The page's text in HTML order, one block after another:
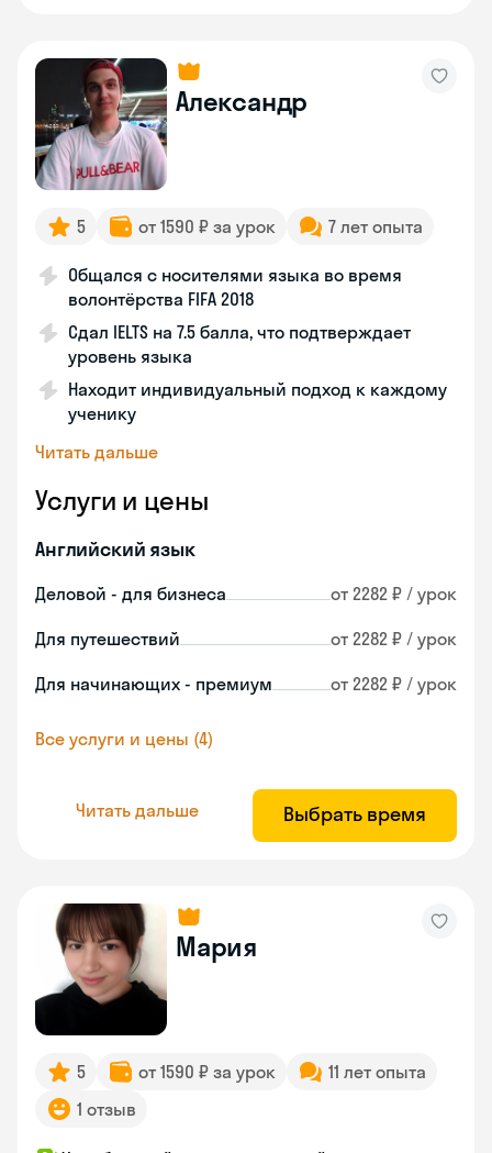
Александр
5 от 1590 ₽ за урок 7 лет опыта
Общался с носителями языка во время
волонтёрства FIFA 2018
Сдал IELTS на 7.5 балла, что подтверждает
уровень языка
Находит индивидуальный подход к каждому
ученику
Читать дальше
Услуги и цены
Английский язык
Деловой - для бизнеса от 2282 ₽ / урок
Для путешествий от 2282 ₽ / урок
Для начинающих - премиум от 2282 ₽ / урок
Все услуги и цены (4)
Читать дальше Выбрать время
Мария
5 от 1590 ₽ за урок
11 лет опыта
1 отзыв